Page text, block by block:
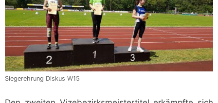
Siegerehrung Diskus W15